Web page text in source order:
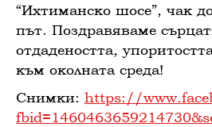
“Ихтиманско шосе”, чак
път. Поздравяваме
отдадеността,
към околната среда!
Снимки: https://